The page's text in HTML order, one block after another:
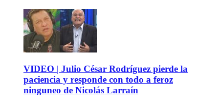
VIDEO | Julio César Rodríguez pierde la
paciencia y responde con todo a feroz
ninguneo de Nicolás Larraín